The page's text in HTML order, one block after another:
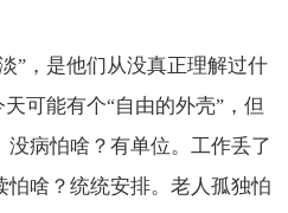
”，是他们从没真正理解过什
天可能有个“自由的外壳”，但
病怕啥？有单位。工作丢了
啥？统统安排。老人孤独怕